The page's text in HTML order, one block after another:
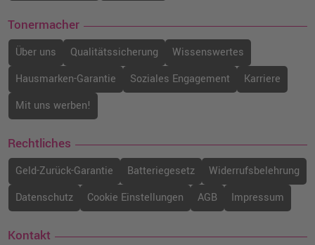
Tonermacher
Über uns Qualitätssicherung
Wissenswertes
Hausmarken-Garantie
Soziales Engagement
Karriere
Mit uns werben!
Rechtliches
Geld-Zurück-Garantie Batteriegesetz
Widerrufsbelehrung
Datenschutz
Cookie Einstellungen AGB Impressum
Kontakt